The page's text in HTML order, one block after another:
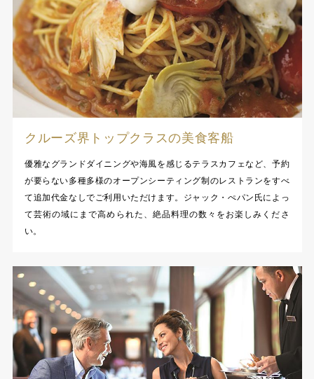
クルーズ界トップクラスの美食客船
優雅なグランドダイニングや海風を感じるテラスカフェなど、予約
が要らない多種多様のオープンシーティング制のレストランをすべ
て追加代金なしでご利用いただけます。ジャック・ぺパン氏によっ
て芸術の域にまで高められた、絶品料理の数々をお楽しみくださ
い。